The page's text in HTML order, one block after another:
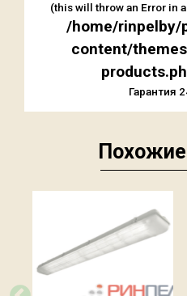
(this will throw an Error in
/home/rinpelby/
content/
Гарантия